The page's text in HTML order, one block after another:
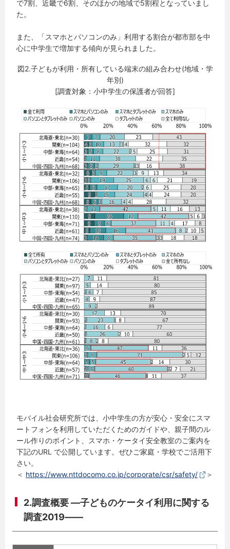
で7割、近畿で6割、そのほかの地域で5割程となっていまし
た。
また、「スマホとパソコンのみ」利用する割合が都市部を中
心に中学生で増加する傾向が見られました。
図2.子どもが利用・所有している端末の組み合わせ(地域・学
年別)
[調査対象：小中学生の保護者が回答]
モバイル社会研究所では、小中学生の方が安心・安全にスマ
ートフォンを利用していただくためのガイドや、親子間のル
ール作りのポイント、スマホ・ケータイ安全教室のご案内を
下記のURL で公開しています。ぜひご家庭・学校でご活用下
さい。
＜ https://www.nttdocomo.co.jp/corporate/csr/safety/ ＞
2.調査概要 ―子どものケータイ利用に関する
調査2019――